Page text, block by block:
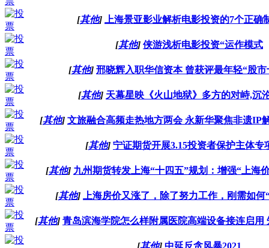
[其他] 上海景亚影业解析电影投资的7个正确
[其他] 侠游浅析电影投资“运作模式
[其他] 邢晓辉入职华信资本 曾获评最年轻“股市
[其他] 天幕星映《火山地狱》多方的对峙,沉
[其他] 文旅融合高频走热地方两会 永新华聚焦非遗IP
[其他] 宁证期货开展3.15投资者保护主体专
[其他] 九州期货转发上海“十四五”规划：增强“上海
[其他] 上海房价又涨了，除了努力工作，刚需如何
[其他] 青岛滨海学院怎么样附属医院高端设备接连启用
[其他] 中延反贪风暴2021